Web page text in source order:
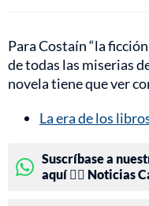
Para Costaín “la
de todas las miserias
novela tiene que ver
La era de los
Suscríbase a
aquí 👉🏻 Noticias